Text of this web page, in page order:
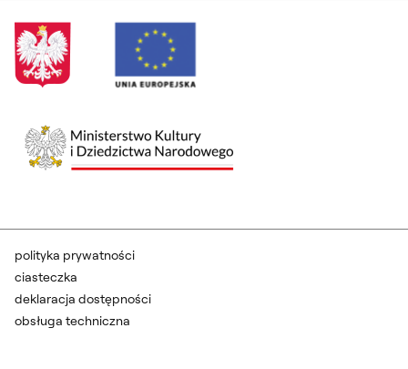
polityka prywatności
ciasteczka
deklaracja dostępności
obsługa techniczna